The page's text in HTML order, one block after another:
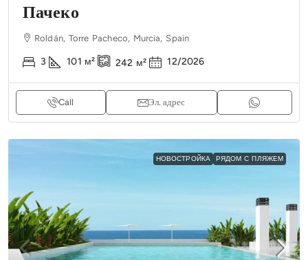
Пачеко
Roldán, Torre Pacheco, Murcia, Spain
3 101 м² 242 м² 12/2026
Call Эл. адрес
НОВОСТРОЙКА РЯДОМ С ПЛЯЖЕМ